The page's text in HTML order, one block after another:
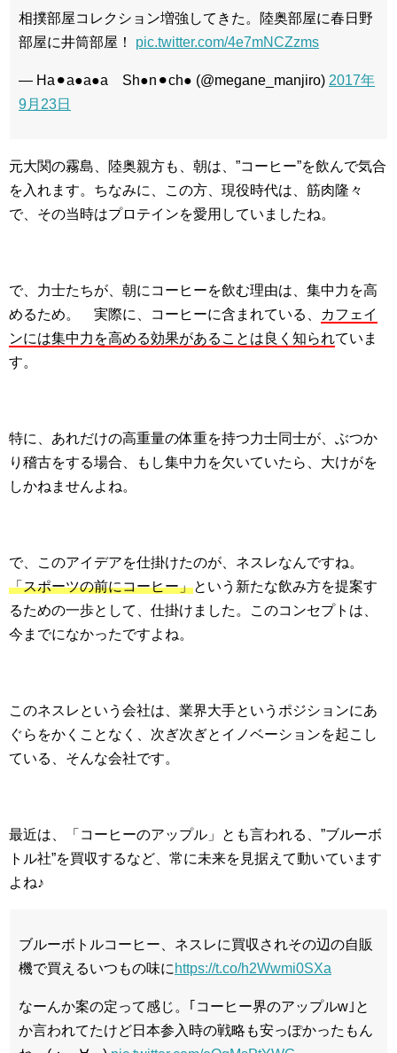
相撲部屋コレクション増強してきた。陸奥部屋に春日野
部屋に井筒部屋！ pic.twitter.com/4e7mNCZzms
— Ha⚫︎a●a●a Sh●n⚫︎ch● (@megane_manjiro) 2017年
9月23日
元大関の霧島、陸奥親方も、朝は、”コーヒー”を飲んで気合
を入れます。ちなみに、この方、現役時代は、筋肉隆々
で、その当時はプロテインを愛用していましたね。
で、力士たちが、朝にコーヒーを飲む理由は、集中力を高
めるため。 実際に、コーヒーに含まれている、
カフェイ
ンには集中力を高める効果があることは良く知られていま
す。
特に、あれだけの高重量の体重を持つ力士同士が、ぶつか
り稽古をする場合、もし集中力を欠いていたら、大けがを
しかねませんよね。
で、このアイデアを仕掛けたのが、ネスレなんですね。
「スポーツの前にコーヒー」という新たな飲み方を提案す
るための一歩として、仕掛けました。このコンセプトは、
今までになかったですよね。
このネスレという会社は、業界大手というポジションにあ
ぐらをかくことなく、次ぎ次ぎとイノベーションを起こし
ている、そんな会社です。
最近は、「コーヒーのアップル」とも言われる、”ブルーボ
トル社”を買収するなど、常に未来を見据えて動いています
よね♪
ブルーボトルコーヒー、ネスレに買収されその辺の自販
機で買えるいつもの味に https://t.co/h2Wwmi0SXa
なーんか案の定って感じ。｢コーヒー界のアップルw｣と
か言われてたけど日本参入時の戦略も安っぽかったもん